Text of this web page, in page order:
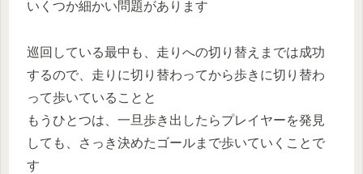
いくつか細かい問題があります
巡回している最中も、走りへの切り替えまでは成功
するので、走りに切り替わってから歩きに切り替わ
って歩いていることと
もうひとつは、一旦歩き出したらプレイヤーを発見
しても、さっき決めたゴールまで歩いていくことで
す